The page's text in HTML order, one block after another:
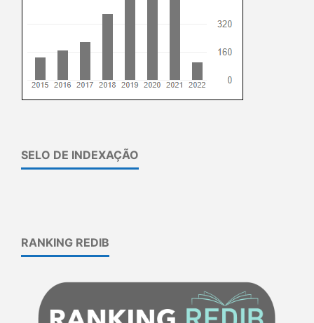
SELO DE INDEXAÇÃO
RANKING REDIB